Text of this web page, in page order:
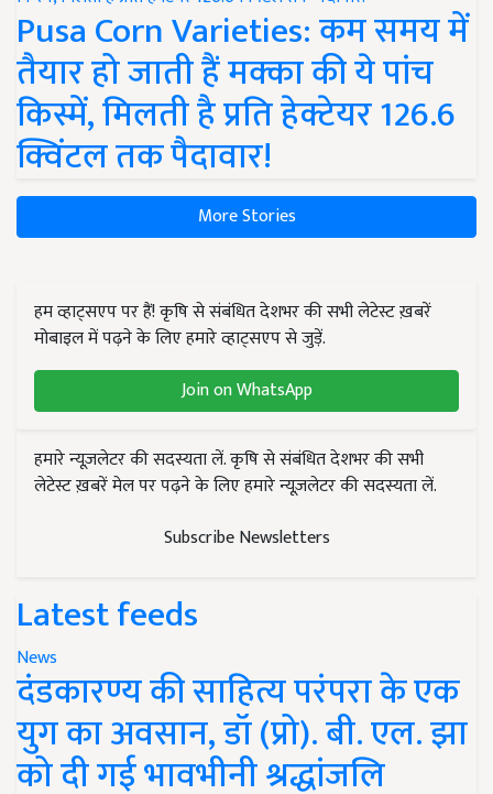
Pusa Corn Varieties: कम समय में
तैयार हो जाती हैं मक्का की ये पांच
किस्में, मिलती है प्रति हेक्टेयर 126.6
क्विंटल तक पैदावार!
More Stories
हम व्हाट्सएप पर हैं! कृषि से संबंधित देशभर की सभी लेटेस्ट ख़बरें
मोबाइल में पढ़ने के लिए हमारे व्हाट्सएप से जुड़ें.
Join on WhatsApp
हमारे न्यूज़लेटर की सदस्यता लें. कृषि से संबंधित देशभर की सभी
लेटेस्ट ख़बरें मेल पर पढ़ने के लिए हमारे न्यूज़लेटर की सदस्यता लें.
Subscribe Newsletters
Latest feeds
News
दंडकारण्य की साहित्य परंपरा के एक
युग का अवसान, डॉ (प्रो). बी. एल. झा
को दी गई भावभीनी श्रद्धांजलि